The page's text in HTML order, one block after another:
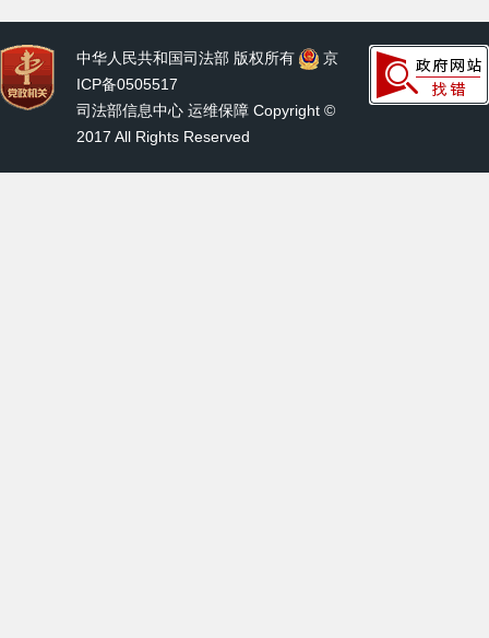
中华人民共和国司法部 版权所有
京
ICP备0505517
司法部信息中心 运维保障 Copyright ©
2017 All Rights Reserved